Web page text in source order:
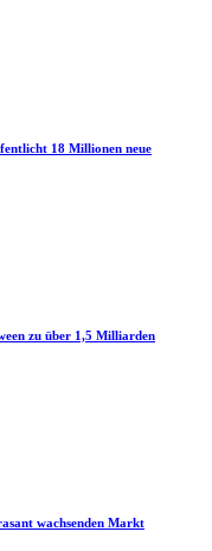
18 Millionen neue
zu über 1,5 Milliarden
wachsenden Markt